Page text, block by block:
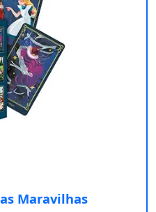
Maravilhas